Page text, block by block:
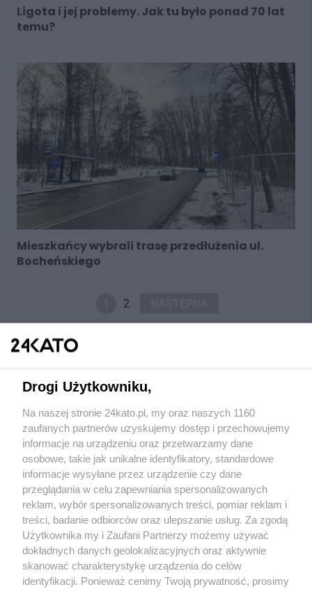
Ligota i jej problemy. Jak tu było ponad 70 lat
temu?
Mieszkańcy wybrali trasę przedłużenia ul.
Bocheńskiego
2
Wydawca mediów lokalnych
Nie zapomnij
zapoznać się z:
polityką prywatności regulamin korzystania z portali
Twojemiasto
Piekary Śląskie
Chorzów
Tarnowskie Góry
Skontaktuj sięz nami
Kontakt
Wydawca
Redakcja
Drogi Użytkowniku,
Na naszej stronie 24kato.pl, my oraz naszych 1160
zaufanych partnerów uzyskujemy dostęp i przechowujemy
informacje na urządzeniu oraz przetwarzamy dane
osobowe, takie jak unikalne identyfikatory, standardowe
informacje wysyłane przez urządzenie czy dane
przeglądania w celu zapewniania spersonalizowanych
reklam, wybór spersonalizowanych treści, pomiar reklam i
treści, badanie odbiorców oraz ulepszanie usług. Za zgodą
Użytkownika my i Zaufani Partnerzy możemy używać
dokładnych danych geolokalizacyjnych oraz aktywnie
skanować charakterystykę urządzenia do celów
identyfikacji. Ponieważ cenimy Twoją prywatność, prosimy